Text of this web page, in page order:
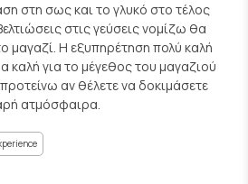
στη σως και το γλυκό στο τέλος
στις γεύσεις νομίζω θα
μαγαζί. Η εξυπηρέτηση πολύ καλή
για το μέγεθος του μαγαζιού
αν θέλετε να δοκιμάσετε
ατμόσφαιρα.